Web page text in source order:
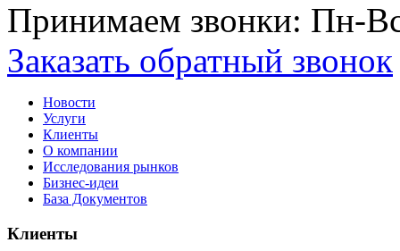
Принимаем звонки: Пн-
Заказать обратный звонок
Новости
Услуги
Клиенты
О компании
Исследования рынков
Бизнес-идеи
База Документов
Клиенты